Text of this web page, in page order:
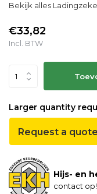
Bekijk alles
€33,82
Incl. BTW
Larger quantity
Request a quote
Hijs- en
contact op!